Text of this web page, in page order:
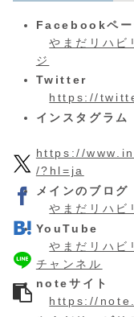
Facebookペー
やまだリハ
ジ
Twitter
https://
インスタグラム
https://
/?hl=ja
メインのブログ
やまだリハビ
YouTube
やまだリハビ
チャンネル
noteサイト
https://